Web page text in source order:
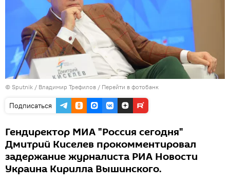
© Sputnik / Владимир Трефилов / Перейти в фотобанк
Подписаться
Гендиректор МИА "Россия сегодня"
Дмитрий Киселев прокомментировал
задержание журналиста РИА Новости
Украина Кирилла Вышинского.